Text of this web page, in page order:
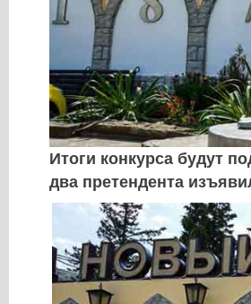
Итоги конкурса будут
два претендента